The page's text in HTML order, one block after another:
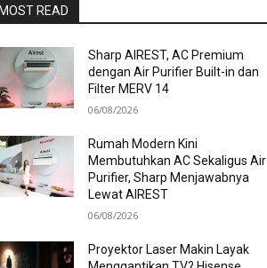
READ
Sharp AIREST, AC Premium
dengan Air Purifier Built-in dan
Filter MERV 14
06/08/2026
Rumah Modern Kini
Membutuhkan AC Sekaligus Air
Purifier, Sharp Menjawabnya
Lewat AIREST
06/08/2026
Proyektor Laser Makin Layak